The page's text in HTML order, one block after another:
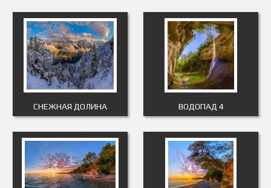
СНЕЖНАЯ ДОЛИНА ВОДОПАД 4